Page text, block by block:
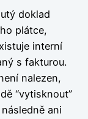
doklad
plátce,
interní
s fakturou.
nalezen,
“vytisknout”
ani